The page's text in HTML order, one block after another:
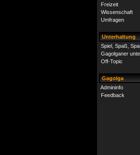
Freizeit
Wissenschaft
Umfragen
Unterhaltung
Spiel, Spaß,
Gagolganer
Off-Topic
Gagolga
Admininfo
Feedback